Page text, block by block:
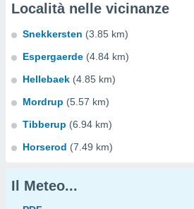
Località nelle vicinanze
Snekkersten (3.85 km)
Espergaerde (4.84 km)
Hellebaek (4.85 km)
Mordrup (5.57 km)
Tibberup (6.94 km)
Horserod (7.49 km)
Il Meteo...